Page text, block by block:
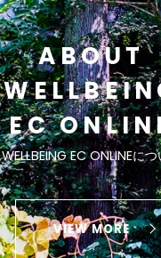
ABOUT
EC
WELLBEING EC ONLINEに
VIEW MORE